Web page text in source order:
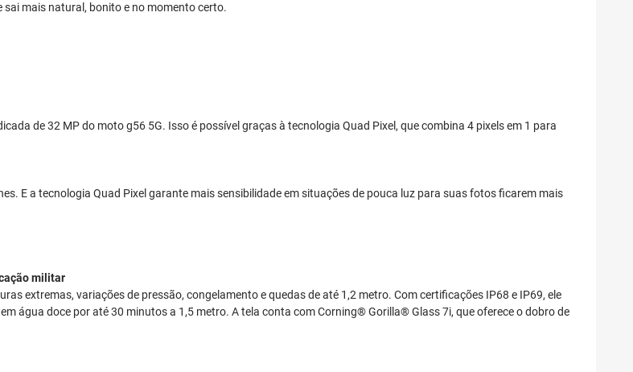
mais natural, bonito e no momento certo.
de 32 MP do moto g56 5G. Isso é possível graças à tecnologia Quad Pixel, que combina 4 pixels em 1 para
E a tecnologia Quad Pixel garante mais sensibilidade em situações de pouca luz para suas fotos ficarem mais
militar
extremas, variações de pressão, congelamento e quedas de até 1,2 metro. Com certificações IP68 e IP69, ele
água doce por até 30 minutos a 1,5 metro. A tela conta com Corning® Gorilla® Glass 7i, que oferece o dobro de